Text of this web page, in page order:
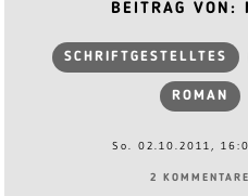
BEITRAG VON:
SCHRIFTGESTELLTES
ROMAN
So. 02.10.2011,
2 KOMMENTARE